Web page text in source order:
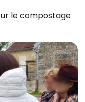
le compostage